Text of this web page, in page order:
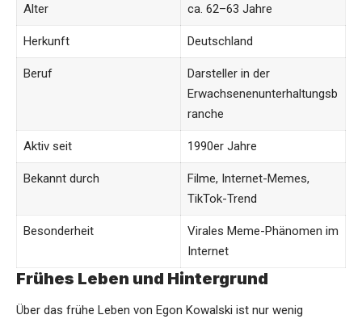
Alter ca. 62–63 Jahre
Herkunft Deutschland
Beruf
Darsteller in der
Erwachsenenunterhaltungsb
ranche
Aktiv seit 1990er Jahre
Bekannt durch
Filme, Internet-Memes,
TikTok-Trend
Besonderheit
Virales Meme-Phänomen im
Internet
Frühes Leben und Hintergrund
Über das frühe Leben von Egon Kowalski ist nur wenig